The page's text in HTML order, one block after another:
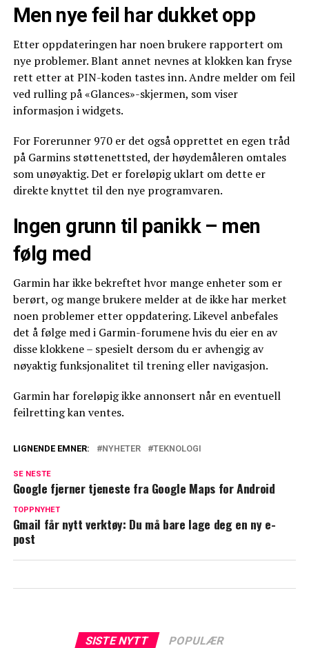
Men nye feil har dukket opp
Etter oppdateringen har noen brukere rapportert om
nye problemer. Blant annet nevnes at klokken kan fryse
rett etter at PIN-koden tastes inn. Andre melder om feil
ved rulling på «Glances»-skjermen, som viser
informasjon i widgets.
For Forerunner 970 er det også opprettet en egen tråd
på Garmins støttenettsted, der høydemåleren omtales
som unøyaktig. Det er foreløpig uklart om dette er
direkte knyttet til den nye programvaren.
Ingen grunn til panikk – men
følg med
Garmin har ikke bekreftet hvor mange enheter som er
berørt, og mange brukere melder at de ikke har merket
noen problemer etter oppdatering. Likevel anbefales
det å følge med i Garmin-forumene hvis du eier en av
disse klokkene – spesielt dersom du er avhengig av
nøyaktig funksjonalitet til trening eller navigasjon.
Garmin har foreløpig ikke annonsert når en eventuell
feilretting kan ventes.
LIGNENDE EMNER: NYHETER TEKNOLOGI
SE NESTE
Google fjerner tjeneste fra Google Maps for Android
TOPPNYHET
Gmail får nytt verktøy: Du må bare lage deg en ny e-
post
SISTE NYTT POPULÆR